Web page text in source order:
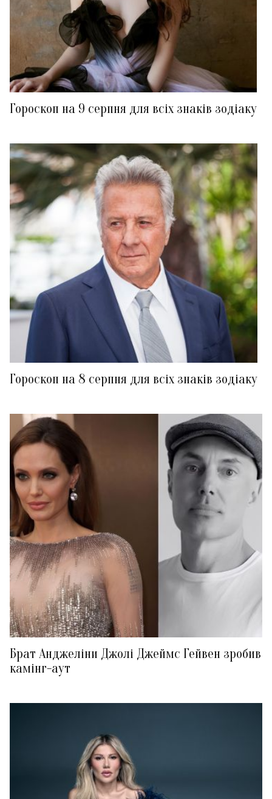
Гороскоп на 9 серпня для всіх знаків зодіаку
Гороскоп на 8 серпня для всіх знаків зодіаку
Брат Анджеліни Джолі Джеймс Гейвен зробив
камінг-аут